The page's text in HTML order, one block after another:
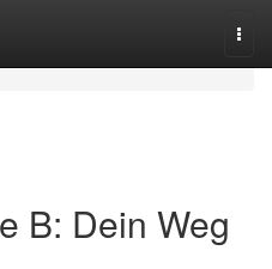
B: Dein Weg